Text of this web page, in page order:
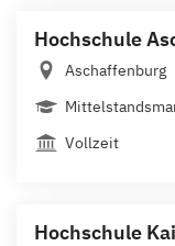
Hochschule
Aschaffenburg
Vollzeit
Hochschule